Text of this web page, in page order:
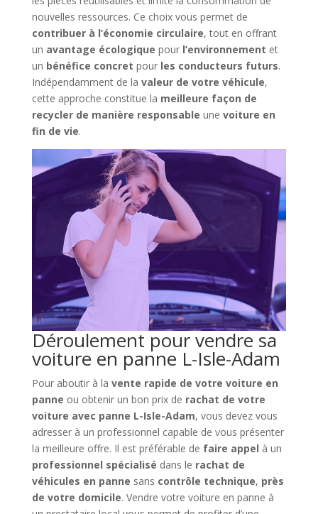
nouvelles ressources. Ce choix vous permet de
contribuer à l’économie circulaire, tout en offrant
un avantage écologique pour l’environnement et
un bénéfice concret pour les conducteurs futurs.
Indépendamment de la valeur de votre véhicule,
cette approche constitue la meilleure façon de
recycler de manière responsable une voiture en
fin de vie.
Déroulement pour vendre sa
voiture en panne L-Isle-Adam
Pour aboutir à la vente rapide de votre voiture en
panne ou obtenir un bon prix de rachat de votre
voiture avec panne L-Isle-Adam, vous devez vous
adresser à un professionnel capable de vous présenter
la meilleure offre. Il est préférable de faire appel à un
professionnel spécialisé dans le rachat de
véhicules en panne sans contrôle technique, près
de votre domicile. Vendre votre voiture en panne à